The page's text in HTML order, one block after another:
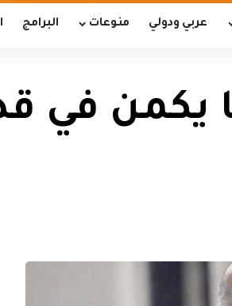
عربي ودولي منوعات البرامج
يكمن في